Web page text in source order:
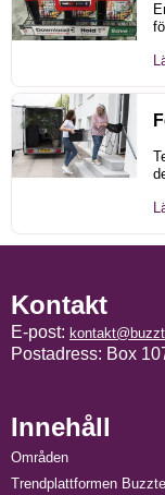
Kontakt
E-post:
Postadress: Box
Innehåll
Områden
Trendplattformen